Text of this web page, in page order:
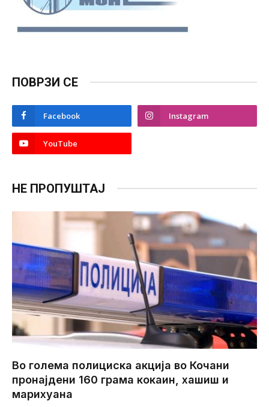
ПОВРЗИ СЕ
Facebook Instagram
YouTube
НЕ ПРОПУШТАЈ
Во голема полициска акција во Кочани
пронајдени 160 грама кокаин, хашиш и
марихуана